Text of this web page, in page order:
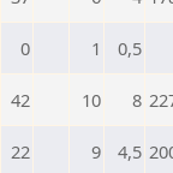
0 1 0,5
42 10 8
22 9 4,5